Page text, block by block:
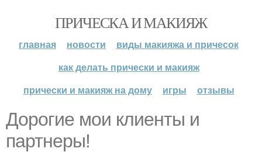
ПРИЧЕСКА И МАКИЯЖ
главная новости
виды макияжа и причесок
как делать прически и макияж
прически и макияж на дому
игры отзывы
Дорогие мои клиенты и
партнеры!